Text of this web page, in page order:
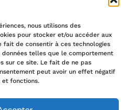
nous utilisons des
pour stocker et/ou accéder aux
fait de consentir à ces technologies
telles que le comportement
sur ce site. Le fait de ne pas
peut avoir un effet négatif
et fonctions.